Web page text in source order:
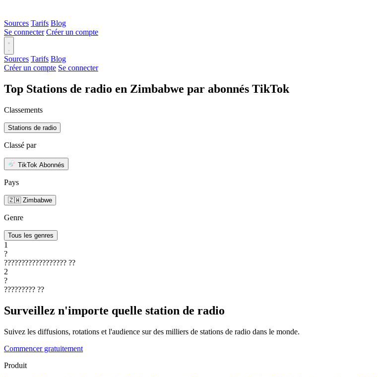
Sources Tarifs Blog
Se connecter Créer un compte
Sources Tarifs Blog
Créer un compte Se connecter
Top Stations de radio en Zimbabwe par abonnés TikTok
Classements
Stations de radio
Classé par
TikTok Abonnés
Pays
🇿🇼 Zimbabwe
Genre
Tous les genres
1
?
?????????????????? ??
2
?
????????? ??
Surveillez n'importe quelle station de radio
Suivez les diffusions, rotations et l'audience sur des milliers de stations de radio dans le monde.
Commencer gratuitement
Produit